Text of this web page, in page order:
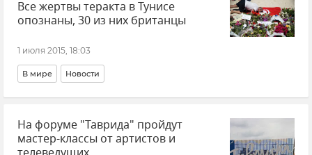
Все жертвы теракта в Тунисе
опознаны, 30 из них британцы
1 июля 2015, 18:03
В мире Новости
На форуме "Таврида" пройдут
мастер-классы от артистов и